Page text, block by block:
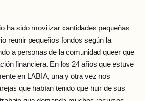
ha sido movilizar cantidades pequeñas
reunir pequeños fondos según la
a personas de la comunidad queer que
financiera. En los 24 años que estuve
en LABIA, una y otra vez nos
que habían tenido que huir de sus